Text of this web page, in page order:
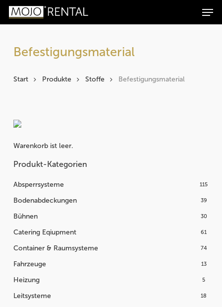
Zum
Inhalt
Zur
Navigation
Skip
Products
search
Suchen
Befestigungsmaterial
Start Produkte Stoffe Befestigungsmaterial
Warenkorb ist leer.
Produkt-Kategorien
Absperrsysteme 115
Bodenabdeckungen 39
Bühnen 30
Catering Eqiupment 61
Container & Raumsysteme 74
Fahrzeuge 13
Heizung 5
Leitsysteme 18